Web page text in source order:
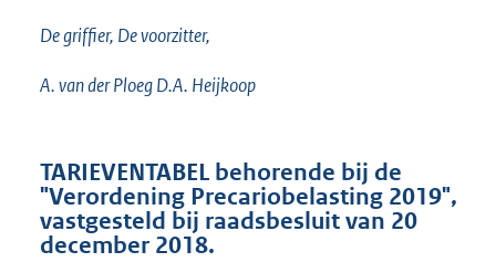
De griffier, De voorzitter,
A. van der Ploeg D.A. Heijkoop
TARIEVENTABEL behorende bij de
"Verordening Precariobelasting 2019",
vastgesteld bij raadsbesluit van 20
december 2018.